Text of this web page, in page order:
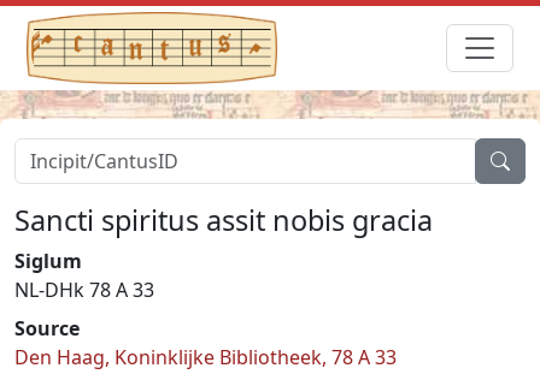
Sancti spiritus assit nobis gracia
Siglum
NL-DHk 78 A 33
Source
Den Haag, Koninklijke Bibliotheek, 78 A 33